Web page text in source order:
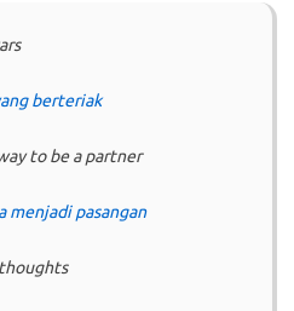
berteriak
to be a partner
menjadi pasangan